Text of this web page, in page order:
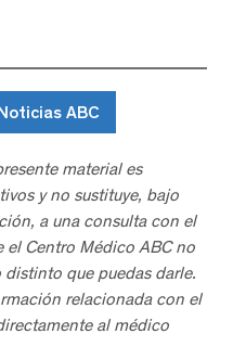
ABC
material es
y no sustituye, bajo
a una consulta con el
Centro Médico ABC no
que puedas darle.
relacionada con el
al médico